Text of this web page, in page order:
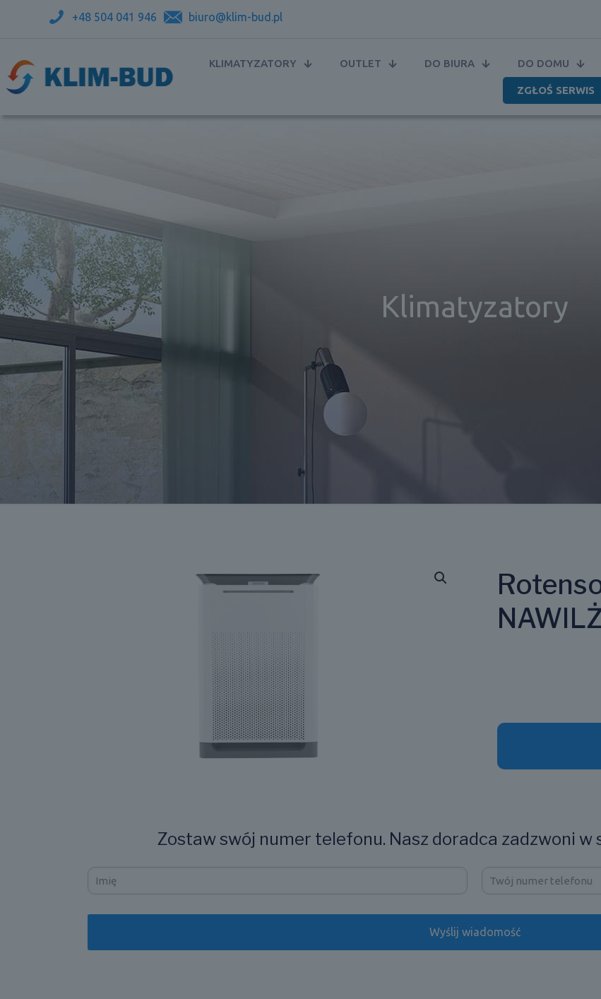
+48 504 041 946 biuro@klim-bud.pl
KLIMATYZATORY OUTLET DO BIURA DO DOMU
ZGŁOŚ SERWIS
Klimatyzatory
Zostaw swój numer telefonu. Nasz doradca zadzwoni w